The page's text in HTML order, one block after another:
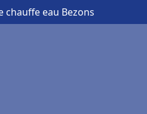
chauffe eau Bezons